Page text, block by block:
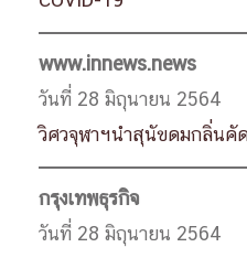
www.innews.news
วันที่ 28 มิถุนายน 2564
วิศวจุฬาฯนำสุนัขดมกลิ่นคั
กรุงเทพธุรกิจ
วันที่ 28 มิถุนายน 2564